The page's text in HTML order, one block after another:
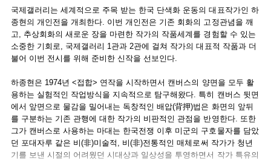
the widely used grain sacks employed by USAID to send food aid
following the Korean War. This material choice is a foundational
element of Ha’s uniquematièretechnique and connects his paintings
to the difficult period in Korean history that he experienced as a young
adult.
In his recent work Ha has expanded upon his practice of transforming
three-dimensionality into a two-dimensional surface by experimenting
with new ways to add materiality and sense of volume to color. A
noteworthy component of his new work shown in this exhibition is the
way ‘smoke’ has become part of Ha’s palette. When a work is
exposed to heavy char smoke, the soot naturally attaches to the
painted surface and the resulting work reveals new colors with
국제갤러리는 세계적으로 주목 받는 한국 단색화 운동의 대표작가인 하
종현의 개인전을 개최한다. 이번 개인전은 기존 회화의 고정관념을 깨
고, 추상회화의 새로운 장을 마련한 작가의 작품세계를 경험할 수 있는
소중한 기회로, 국제갤러리 1관과 2관에 걸쳐 작가의 대표적 작품과 더
불어 이번 전시를 위해 준비한 신작을 선보인다.
하종현은 1974년 <접합> 연작을 시작하면서 캔버스의 양면을 모두 활
용하는 실험적인 작업방식을 지속적으로 탐구해왔다. 특히 캔버스 뒷면
에서 앞면으로 물감을 밀어내는 독창적인 배압(背押)법은 화면의 앞뒤
를 구분하는 기존 관행에 대한 작가의 비판적인 관점을 반영한다. 또한
그가 캔버스로 사용하는 마대는 한국전쟁 이후 미군의 구호물자를 담았
던 포대자루 같은 비(非)미술적, 비(非)전통적인 매체로써 작가가 청년
기를 보낸 시절의 어려웠던 시대상과 일상성을 투영하면서 작가 특유의